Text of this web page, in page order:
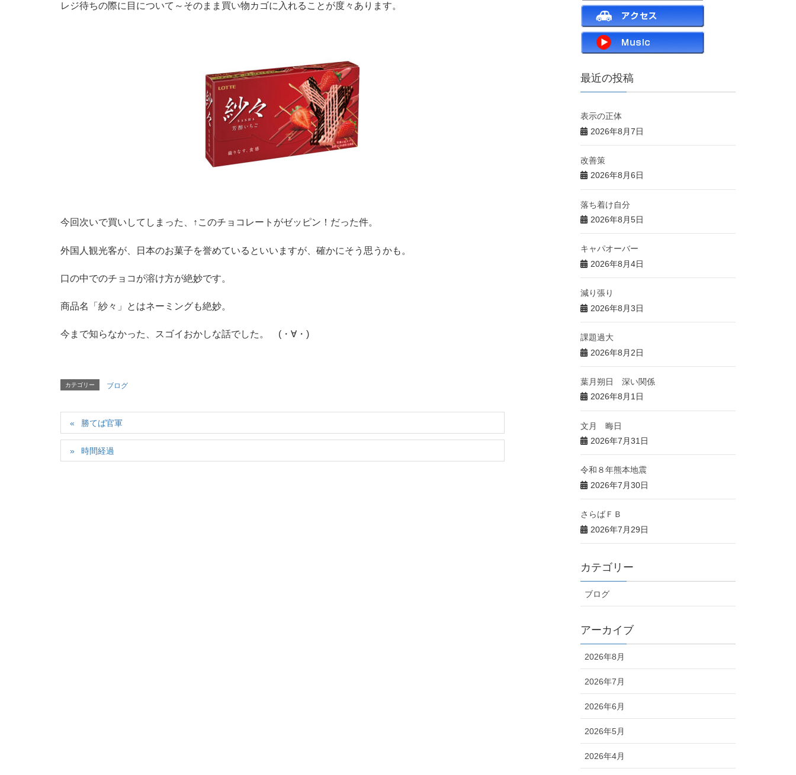
レジ待ちの際に目について～そのまま買い物カゴに入れることが度々あります。
今回次いで買いしてしまった、↑このチョコレートがゼッピン！だった件。
外国人観光客が、日本のお菓子を誉めているといいますが、確かにそう思うかも。
口の中でのチョコが溶け方が絶妙です。
商品名「紗々」とはネーミングも絶妙。
今まで知らなかった、スゴイおかしな話でした。 (・∀・)
カテゴリー ブログ
勝てば官軍
時間経過
最近の投稿
表示の正体
2026年8月7日
改善策
2026年8月6日
落ち着け自分
2026年8月5日
キャパオーバー
2026年8月4日
減り張り
2026年8月3日
課題過大
2026年8月2日
葉月朔日 深い関係
2026年8月1日
文月 晦日
2026年7月31日
令和８年熊本地震
2026年7月30日
さらばＦＢ
2026年7月29日
カテゴリー
ブログ
アーカイブ
2026年8月
2026年7月
2026年6月
2026年5月
2026年4月